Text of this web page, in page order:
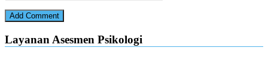
Layanan Asesmen Psikologi